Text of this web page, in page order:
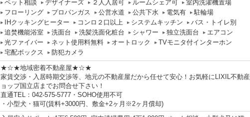
ペット相談 デザイナーズ ２人入居可 ルームシェア可
室内洗濯機置場
フローリング
プロパンガス 公営水道 公共下水 電気有
駐輪場
IHクッキングヒーター
コンロ２口以上 システムキッチン
バス・トイレ別
追焚機能浴室
洗面台 洗髪洗面化粧台 シャワー 独立洗面台
エアコン
光ファイバー
ネット使用料無料 オートロック
TVモニタ付インターホン
宅配ボックス
防犯カメラ
★☆★地域密着不動産屋★☆★
家賃交渉・入居時期交渉等、地元の不動産屋だから任せて安心！お気軽にLIXIL不動
ョップ国立店までお問合せ下さい！
直通TEL：042-575-5777・SOHO使用不可
・小型犬・猫可(賃料+3000円、敷金+2ヶ月※2ヶ月償却)